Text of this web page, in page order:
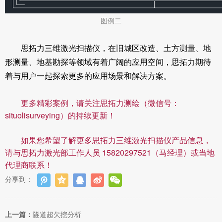
图例二
思拓力三维激光扫描仪，在旧城区改造、土方测量、地
形测量、地基勘探等领域有着广阔的应用空间，思拓力期待
着与用户一起探索更多的应用场景和解决方案。
更多精彩案例，请关注思拓力测绘（微信号：
situolisurveying）的持续更新！
如果您希望了解更多思拓力三维激光扫描仪产品信息，
请与思拓力激光部工作人员 15820297521（马经理）或当地
代理商联系！
分享到：
上一篇： 隧道超欠挖分析